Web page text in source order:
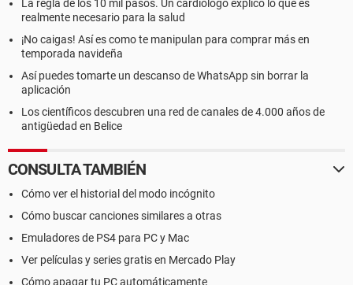
La regla de los 10 mil pasos. Un cardiólogo explicó lo que es
realmente necesario para la salud
¡No caigas! Así es como te manipulan para comprar más en
temporada navideña
Así puedes tomarte un descanso de WhatsApp sin borrar la
aplicación
Los científicos descubren una red de canales de 4.000 años de
antigüedad en Belice
CONSULTA TAMBIÉN
Cómo ver el historial del modo incógnito
Cómo buscar canciones similares a otras
Emuladores de PS4 para PC y Mac
Ver películas y series gratis en Mercado Play
Cómo apagar tu PC automáticamente